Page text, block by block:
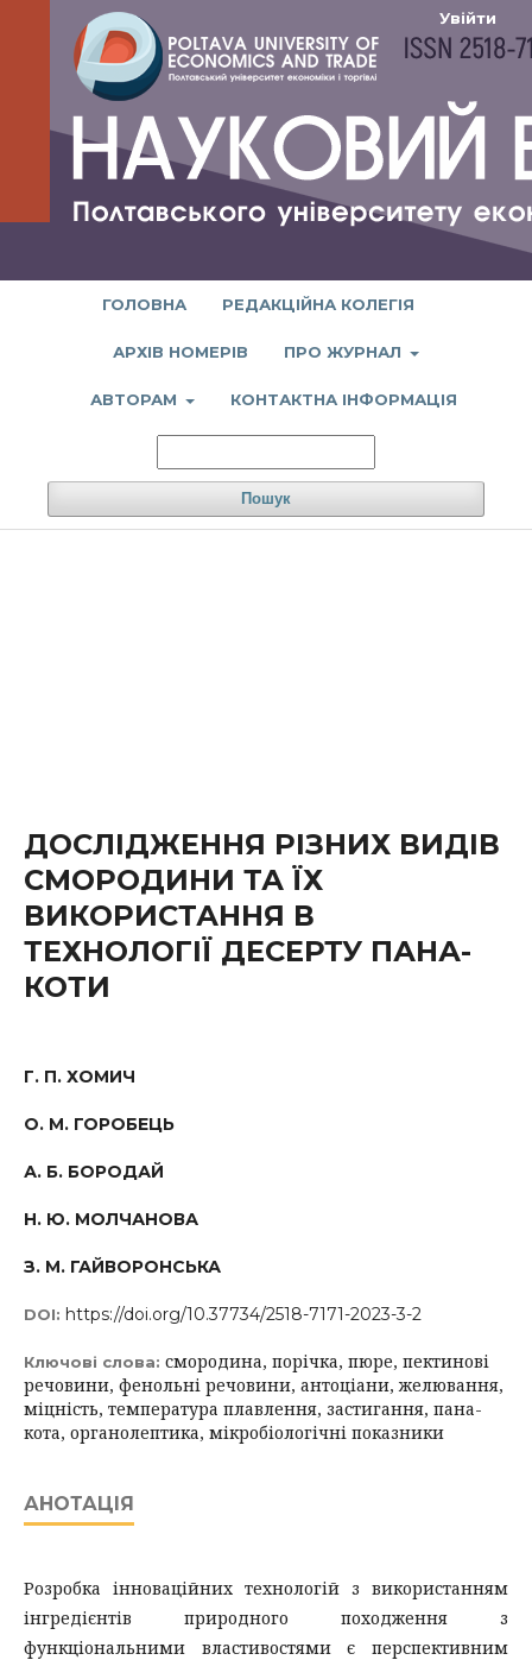
ГОЛОВНА РЕДАКЦІЙНА КОЛЕГІЯ
АРХІВ НОМЕРІВ ПРО ЖУРНАЛ
АВТОРАМ КОНТАКТНА ІНФОРМАЦІЯ
Пошук
Увійти
ДОСЛІДЖЕННЯ РІЗНИХ ВИДІВ
СМОРОДИНИ ТА ЇХ
ВИКОРИСТАННЯ В
ТЕХНОЛОГІЇ ДЕСЕРТУ ПАНА-
КОТИ
Г. П. ХОМИЧ
О. М. ГОРОБЕЦЬ
А. Б. БОРОДАЙ
Н. Ю. МОЛЧАНОВА
З. М. ГАЙВОРОНСЬКА
DOI: https://doi.org/10.37734/2518-7171-2023-3-2
Ключові слова: смородина, порічка, пюре, пектинові
речовини, фенольні речовини, антоціани, желювання,
міцність, температура плавлення, застигання, пана-
кота, органолептика, мікробіологічні показники
АНОТАЦІЯ
Розробка інноваційних технологій з використанням
інгредієнтів природного походження з
функціональними властивостями є перспективним